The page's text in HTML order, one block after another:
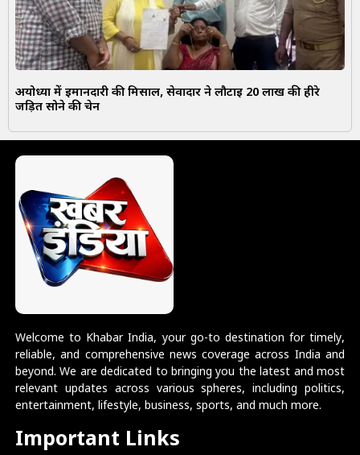
अयोध्या में ईमानदारी की मिसाल, सेवादार ने लौटाई 20 लाख की हीरे
जड़ित सोने की चेन
Welcome to Khabar India, your go-to destination for timely,
reliable, and comprehensive news coverage across India and
beyond. We are dedicated to bringing you the latest and most
relevant updates across various spheres, including politics,
entertainment, lifestyle, business, sports, and much more.
Important Links